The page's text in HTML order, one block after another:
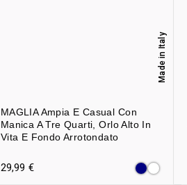
MAGLIA Ampia E Casual Con
Manica A Tre Quarti, Orlo Alto In
Vita E Fondo Arrotondato
Made in Italy
29,99 €